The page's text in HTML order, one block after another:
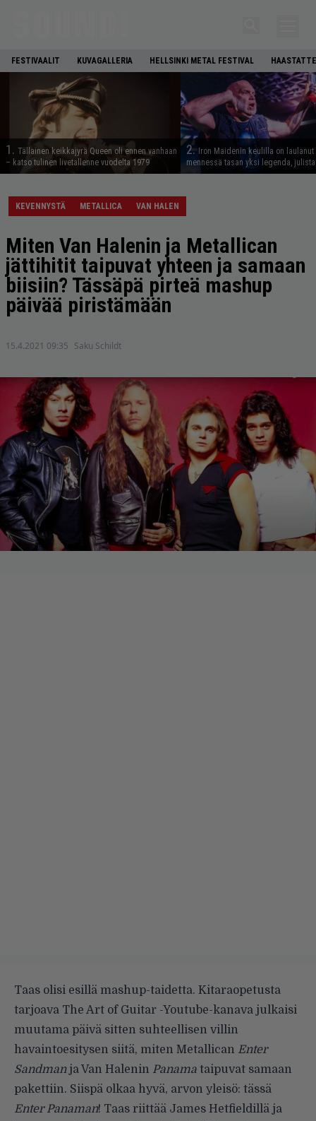
FESTIVAALIT KUVAGALLERIA HELLSINKI METAL FESTIVAL
1. Tällainen keikkajyrä Queen oli ennen vanhaan
– katso tulinen livetallenne vuodelta 1979
2. Iron Maidenin keulilla on laulanut
mennessä tasan yksi legenda,
KEVENNYSTÄ METALLICA VAN HALEN
Miten Van Halenin ja Metallican
jättihitit taipuvat yhteen ja samaan
biisiin? Tässäpä pirteä mashup
päivää piristämään
15.4.2021 09:35 Saku Schildt
Taas olisi esillä mashup-taidetta. Kitaraopetusta
tarjoava The Art of Guitar -Youtube-kanava julkaisi
muutama päivä sitten suhteellisen villin
havaintoesitysen siitä, miten Metallican Enter
Sandmanja Van Halenin Panama taipuvat samaan
pakettiin. Siispä olkaa hyvä, arvon yleisö: tässä
Enter Panaman! Taas riittää James Hetfieldillä ja